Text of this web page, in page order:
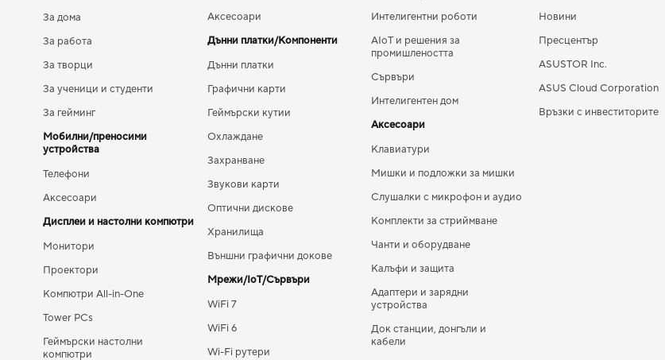
За дома
За работа
За творци
За ученици и студенти
За гейминг
Мобилни/преносими
устройства
Телефони
Аксесоари
Дисплеи и настолни компютри
Монитори
Проектори
Компютри All-in-One
Tower PCs
Геймърски настолни
компютри
Аксесоари
Дънни платки/Компоненти
Дънни платки
Графични карти
Геймърски кутии
Охлаждане
Захранване
Звукови карти
Оптични дискове
Хранилища
Външни графични докове
Мрежи/IoT/Сървъри
WiFi 7
WiFi 6
Wi-Fi рутери
Интелигентни роботи
AIoT и решения за
промишлеността
Сървъри
Интелигентен дом
Аксесоари
Клавиатури
Мишки и подложки за мишки
Слушалки с микрофон и аудио
Комплекти за стриймване
Чанти и оборудване
Калъфи и защита
Адаптери и зарядни
устройства
Док станции, донгъли и
кабели
Новини
Пресцентър
ASUSTOR Inc.
ASUS Cloud Corporation
Връзки с инвеститорите